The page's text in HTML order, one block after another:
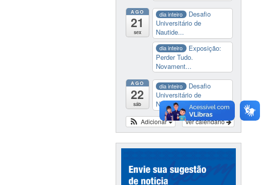
AGO
21
sex
dia inteiro
Desafio
Universitário de
Nautide...
dia inteiro
Exposição:
Perder Tudo.
Novament...
AGO
22
sáb
dia inteiro
Desafio
Universitário de
Nautide...
Ver calendário
Adicionar